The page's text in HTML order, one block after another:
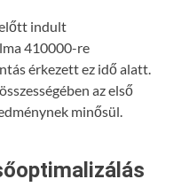
indult
410000-re
érkezett ez idő alatt.
az első
minősül.